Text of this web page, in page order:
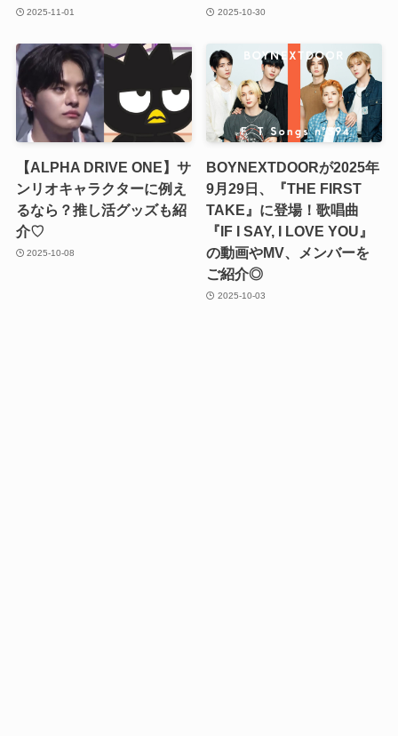
2025-11-01 2025-10-30
【ALPHA DRIVE ONE】サ
ンリオキャラクターに例え
るなら？推し活グッズも紹
介♡
2025-10-08
BOYNEXTDOORが2025年
9月29日、『THE FIRST
TAKE』に登場！歌唱曲
『IF I SAY, I LOVE YOU』
の動画やMV、メンバーを
ご紹介◎
2025-10-03